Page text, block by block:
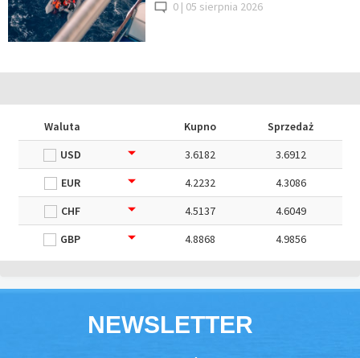
0 | 05 sierpnia 2026
Waluta Kupno
Sprzedaż
USD
3.6182
3.6912
EUR
4.2232
4.3086
CHF
4.5137
4.6049
GBP
4.8868 4.9856
NEWSLETTER